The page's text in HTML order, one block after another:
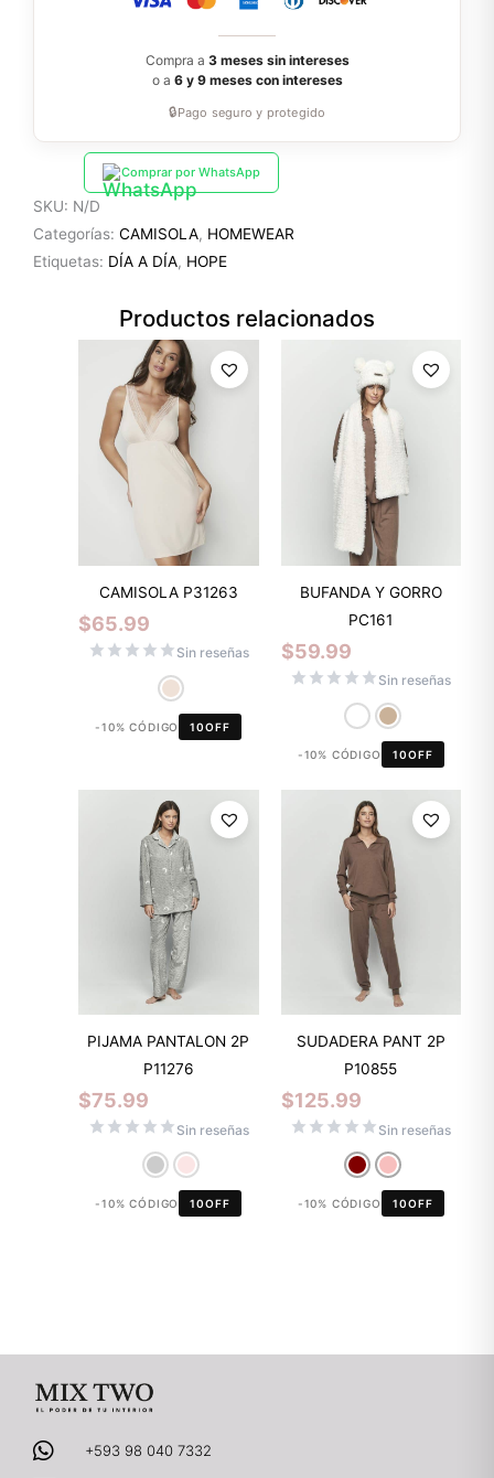
Compra a 3 meses sin intereses
o a 6 y 9 meses con intereses
🔒Pago seguro y protegido
Comprar por WhatsApp
SKU: N/D
Categorías: CAMISOLA, HOMEWEAR
Etiquetas: DÍA A DÍA, HOPE
Productos relacionados
CAMISOLA P31263
$65.99
Sin reseñas
-10% CÓDIGO 10OFF
BUFANDA Y GORRO
PC161
$59.99
Sin reseñas
-10% CÓDIGO 10OFF
PIJAMA PANTALON 2P
P11276
$75.99
Sin reseñas
-10% CÓDIGO 10OFF
SUDADERA PANT 2P
P10855
$125.99
Sin reseñas
-10% CÓDIGO 10OFF
+593 98 040 7332